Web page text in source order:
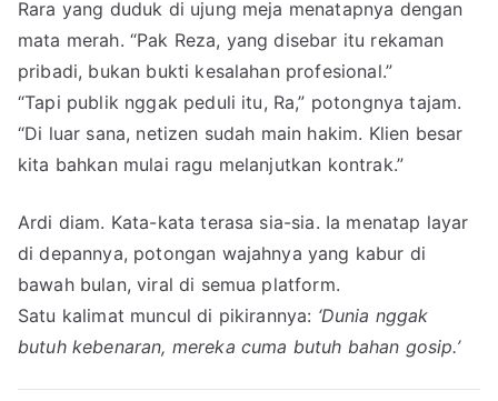
Rara yang duduk di ujung meja menatapnya dengan
mata merah. “Pak Reza, yang disebar itu rekaman
pribadi, bukan bukti kesalahan profesional.”
“Tapi publik nggak peduli itu, Ra,” potongnya tajam.
“Di luar sana, netizen sudah main hakim. Klien besar
kita bahkan mulai ragu melanjutkan kontrak.”
Ardi diam. Kata-kata terasa sia-sia. Ia menatap layar
di depannya, potongan wajahnya yang kabur di
bawah bulan, viral di semua platform.
Satu kalimat muncul di pikirannya: ‘Dunia nggak
butuh kebenaran, mereka cuma butuh bahan gosip.’